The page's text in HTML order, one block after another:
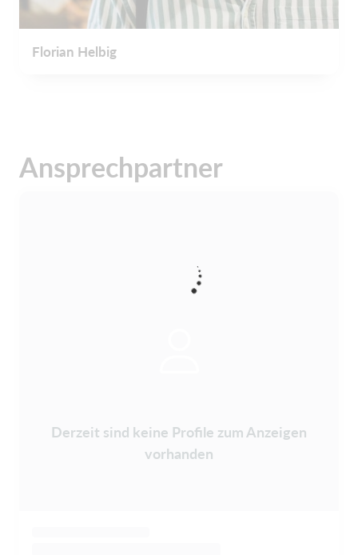
Florian Helbig
Ansprechpartner
Derzeit sind keine Profile zum Anzeigen
vorhanden